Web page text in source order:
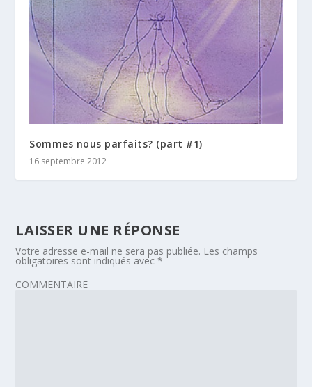
Sommes nous parfaits? (part #1)
16 septembre 2012
LAISSER UNE RÉPONSE
Votre adresse e-mail ne sera pas publiée. Les champs
obligatoires sont indiqués avec*
COMMENTAIRE